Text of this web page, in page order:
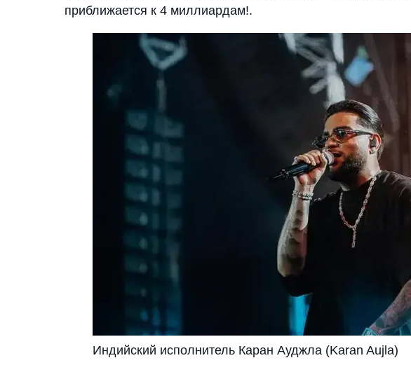
приближается к 4 миллиардам!.
Индийский исполнитель Каран Ауджла (Karan Aujla)